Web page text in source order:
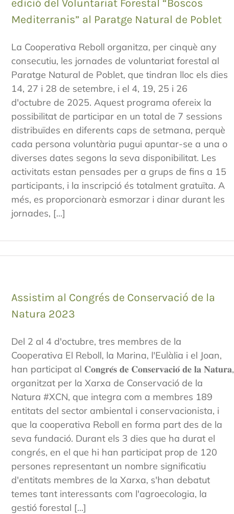
edició del Voluntariat Forestal “Boscos
Mediterranis” al Paratge Natural de Poblet
La Cooperativa Reboll organitza, per cinquè any
consecutiu, les jornades de voluntariat forestal al
Paratge Natural de Poblet, que tindran lloc els dies
14, 27 i 28 de setembre, i el 4, 19, 25 i 26
d'octubre de 2025. Aquest programa ofereix la
possibilitat de participar en un total de 7 sessions
distribuïdes en diferents caps de setmana, perquè
cada persona voluntària pugui apuntar-se a una o
diverses dates segons la seva disponibilitat. Les
activitats estan pensades per a grups de fins a 15
participants, i la inscripció és totalment gratuïta. A
més, es proporcionarà esmorzar i dinar durant les
jornades, [...]
Assistim al Congrés de Conservació de la
Natura 2023
Del 2 al 4 d'octubre, tres membres de la
Cooperativa El Reboll, la Marina, l'Eulàlia i el Joan,
han participat al 𝐂𝐨𝐧𝐠𝐫𝐞́𝐬 𝐝𝐞 𝐂𝐨𝐧𝐬𝐞𝐫𝐯𝐚𝐜𝐢𝐨́ 𝐝𝐞 𝐥𝐚 𝐍𝐚𝐭𝐮𝐫𝐚,
organitzat per la Xarxa de Conservació de la
Natura #XCN, que integra com a membres 189
entitats del sector ambiental i conservacionista, i
que la cooperativa Reboll en forma part des de la
seva fundació. Durant els 3 dies que ha durat el
congrés, en el que hi han participat prop de 120
persones representant un nombre significatiu
d'entitats membres de la Xarxa, s'han debatut
temes tant interessants com l'agroecologia, la
gestió forestal [...]